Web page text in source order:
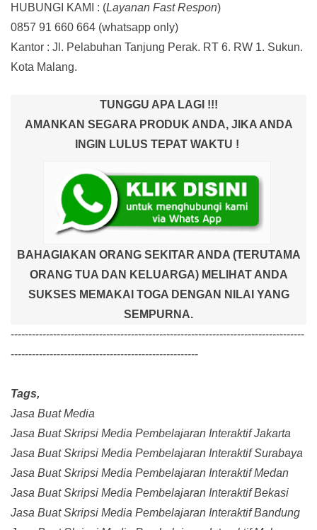
HUBUNGI KAMI : (Layanan Fast Respon)
0857 91 660 664 (whatsapp only)
Kantor : Jl. Pelabuhan Tanjung Perak. RT 6. RW 1. Sukun.
Kota Malang.
TUNGGU APA LAGI !!!
AMANKAN SEGARA PRODUK ANDA, JIKA ANDA
INGIN LULUS TEPAT WAKTU !
BAHAGIAKAN ORANG SEKITAR ANDA (TERUTAMA
ORANG TUA DAN KELUARGA) MELIHAT ANDA
SUKSES MEMAKAI TOGA DENGAN NILAI YANG
SEMPURNA.
-----------------------------------------------------------------------------------
-----------------------------------------------------
Tags,
Jasa Buat Media
Jasa Buat Skripsi Media Pembelajaran Interaktif Jakarta
Jasa Buat Skripsi Media Pembelajaran Interaktif Surabaya
Jasa Buat Skripsi Media Pembelajaran Interaktif Medan
Jasa Buat Skripsi Media Pembelajaran Interaktif Bekasi
Jasa Buat Skripsi Media Pembelajaran Interaktif Bandung